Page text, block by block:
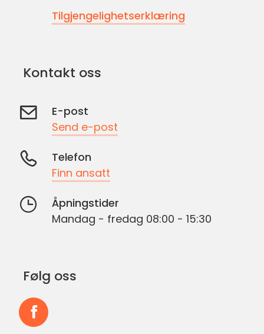
Tilgjengelighetserklæring
Kontakt oss
E-post
Send e-post
Telefon
Finn ansatt
Åpningstider
Mandag - fredag 08:00 - 15:30
Følg oss